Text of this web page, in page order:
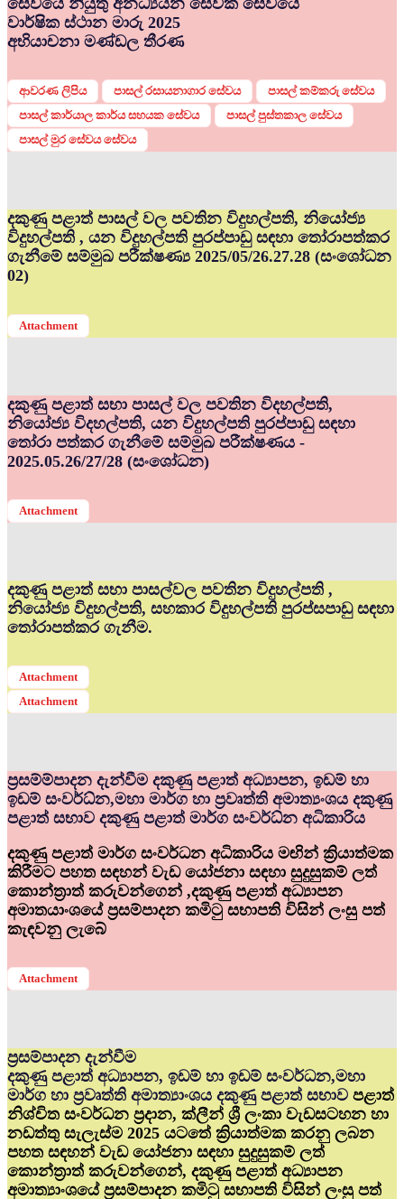
සේවයේ නියුතු අනධ්‍යයන සේවක සේවයේ
වාර්ෂික ස්ථාන මාරු 2025
අභියාචනා මණ්ඩල තීරණ
ආවරණ ලිපිය පාසල් රසායනාගාර සේවය
පාසල් කම්කරු සේවය
පාසල් කාර්යාල කාර්ය සහයක සේවය
පාසල් පුස්තකාල සේවය
පාසල් මුර සේවය සේවය
දකුණු පළාත් පාසල් වල පවතින විදුහල්පති, නියෝජ්‍ය
විදුහල්පති , යන විදුහල්පති පුරප්පාඩු සඳහා තෝරාපත්කර
ගැනීමේ සම්මුඛ පරීක්ෂණ්‍ය 2025/05/26.27.28 (සංශෝධන
02)
Attachment
දකුණු පළාත් සභා පාසල් වල පවතින විදහල්පති,
නියෝජ්‍ය විදහල්පති, යන විදුහල්පති පුරප්පාඩු සඳහා
තෝරා පත්කර ගැනීමේ සම්මුඛ පරීක්ෂණය -
2025.05.26/27/28 (සංශෝධන)
Attachment
දකුණු පළාත් සභා පාසල්වල පවතින විදුහල්පති ,
නියෝජ්‍ය විදුහල්පති, සහකාර විදුහල්පති පුරප්සපාඩු සඳහා
තෝරාපත්කර ගැනීම.
Attachment
Attachment
ප්‍රසම්ම්පාදන දැන්වීම දකුණු පළාත් අධ්‍යාපන, ඉඩම් හා
ඉඩම් සංවර්ධ්‍න,මහා මාර්ග හා ප්‍රවෘත්ති අමාත්‍යංශය දකුණු
පළාත් සභාව දකුණු පළාත් මාර්ග සංවර්ධ්‍න අධිකාරිය
දකුණු පළාත් මාර්ග සංවර්ධන අධිකාරිය මඟින් ක්‍රියාත්මක
කිරීමට පහත සඳහන් වැඩ යෝජනා සඳහා සුදුසුකම් ලත්
කොන්ත්‍රාත් කරුවන්ගෙන් ,දකුණු පළාත් අධ්‍යාපන
අමාතයාංශයේ ප්‍රසම්පාදන කමිටු සභාපති විසින් ලංසු පත්
කැඳවනු ලැබේ
Attachment
ප්‍රසම්පාදන දැන්වීම
දකුණු පළාත් අධ්‍යාපන, ඉඩම් හා ඉඩම් සංවර්ධන,මහා
මාර්ග හා ප්‍රවෘත්ති අමාත්‍යාංශය දකුණු පළාත් සභාව පළාත්
නිශ්චිත සංවර්ධන ප්‍රදාන, ක්ලීන් ශ්‍රී ලංකා වැඩසටහන හා
නඩත්තු සැලැස්ම 2025 යටතේ ක්‍රියාත්මක කරනු ලබන
පහත සඳහන් වැඩ යෝජනා සඳහා සුදුසුකම් ලත්
කොන්ත්‍රාත් කරුවන්ගෙන්, දකුණු පළාත් අධ්‍යාපන
අමාත්‍යාංශයේ ප්‍රසම්පාදන කමිටු සභාපති විසින් ලංසු පත්